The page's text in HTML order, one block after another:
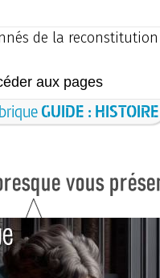
de la
aux pages
GUIDE : HISTOIRE